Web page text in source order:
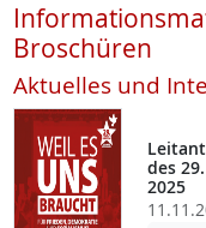
Broschüren
Aktuelles und
des
2025